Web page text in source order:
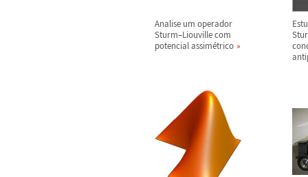
Analise um operador
Sturm–Liouville com
potencial assimétrico